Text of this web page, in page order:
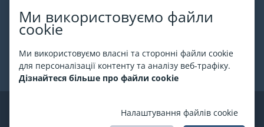
Ми використовуємо файли
cookie
Ми використовуємо власні та сторонні файли cookie
для персоналізації контенту та аналізу веб-трафіку.
Дізнайтеся більше про файли cookie
Налаштування файлів cookie
Про ESPORT.in.ua
На ESPORT.in.ua представлена афіша Києва та інших міст
України. Всі квитки продаються офіційно. Ми працюємо
безпосередньо з касами.